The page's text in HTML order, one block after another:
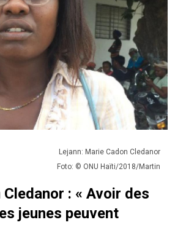
Lejann: Marie Cadon Cledanor
Foto: © ONU Haïti/2018/Martin
: « Avoir des
jeunes peuvent